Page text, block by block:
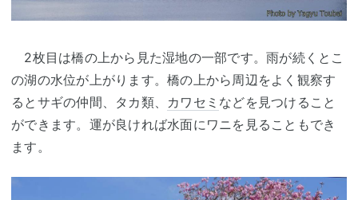
2枚目は橋の上から見た湿地の一部です。雨が続くとこ
の湖の水位が上がります。橋の上から周辺をよく観察す
るとサギの仲間、タカ類、 カワセミ などを見つけること
ができます。運が良ければ水面にワニを見ることもでき
ます。